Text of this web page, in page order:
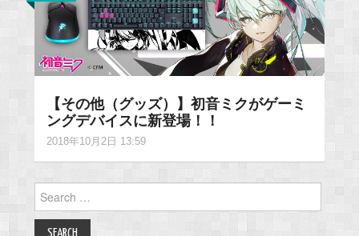
【その他（グッズ）】初音ミクがゲーミ
ングデバイスに新登場！！
2018年10月2日 13:59
for: